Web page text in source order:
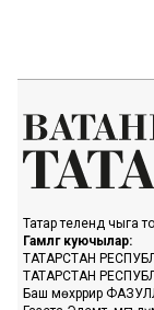
Татар телендә чыга
Гамәлгә куючылар:
ТАТАРСТАН
ТАТАРСТАН
Баш мөхәррир